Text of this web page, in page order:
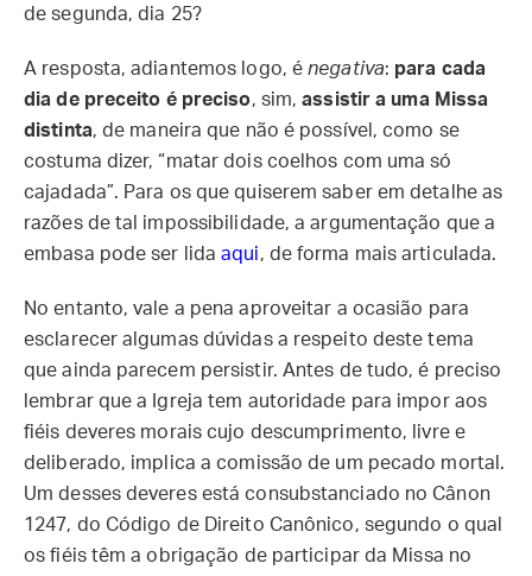
de segunda, dia 25?
A resposta, adiantemos logo, énegativa: para cada
dia de preceito é preciso, sim,assistir a uma Missa
distinta, de maneira que não é possível, como se
costuma dizer, “matar dois coelhos com uma só
cajadada”. Para os que quiserem saber em detalhe as
razões de tal impossibilidade, a argumentação que a
embasa pode ser lidaaqui, de forma mais articulada.
No entanto, vale a pena aproveitar a ocasião para
esclarecer algumas dúvidas a respeito deste tema
que ainda parecem persistir. Antes de tudo, é preciso
lembrar que a Igreja tem autoridade para impor aos
fiéis deveres morais cujo descumprimento, livre e
deliberado, implica a comissão de um pecado mortal.
Um desses deveres está consubstanciado no Cânon
1247, do Código de Direito Canônico, segundo o qual
os fiéis têm a obrigação de participar da Missa no